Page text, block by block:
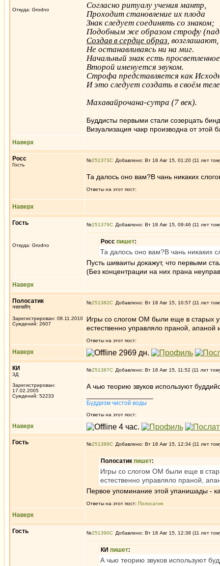
Откуда: Grodno
Согласно ритуалу учения мантр,
Проходит становление их плода
Знак следует соединять со знаком;
Подобным же образом строфу
Создав в сердце образ, возглашают,
Не останавливаясь ни на миг.
Начальный знак есть
Второй именуется звуком.
Строфа представляется как
И это следует создать в своём
Махавайрочана-сутра (7 век).
Буддисты первыми стали созерцать
Визуализация чакр производна от этой
Наверх
Росс
Гость
№251373 Добавлено: Вт 18 Авг 15, 01:20 (11 лет
Та далось оно вам?В чань никаких
Ответы на этот пост:
Наверх
Гость
Откуда: Grodno
№251379 Добавлено: Вт 18 Авг 15, 09:46 (11 лет
Росс пишет:
Та далось оно вам?В чань никаких
Пусть шиваиты докажут, что первыми
(Без концентрации на них прана
Наверх
Полосатик
नक्तचारिन्
Зарегистрирован: 08.11.2010
Суждений: 2607
№251382 Добавлено: Вт 18 Авг 15, 10:57 (11 лет
Игры со слогом ОМ были еще в старых
естественно управляло праной, апаной
Ответы на этот пост:
Наверх
КИ
3Д
Зарегистрирован:
17.02.2005
Суждений: 52233
№251387 Добавлено: Вт 18 Авг 15, 11:52 (11 лет
А чью теорию звуков используют
Буддизм чистой воды
Ответы на этот пост:
Наверх
Гость №251389 Добавлено: Вт 18 Авг 15, 12:34 (11 лет
Полосатик пишет:
Игры со слогом ОМ были еще в
естественно управляло праной,
Первое упоминание этой упанишады -
Ответы на этот пост: Полосатик
Наверх
Гость №251390 Добавлено: Вт 18 Авг 15, 12:38 (11 лет
КИ пишет:
А чью теорию звуков используют